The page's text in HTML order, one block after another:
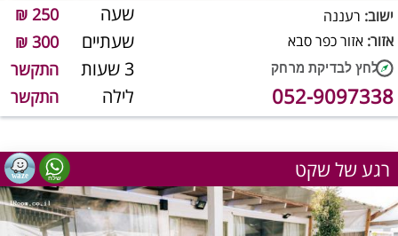
שעה 250 ₪
שעתיים 300 ₪
3 שעות התקשר
לילה התקשר
ישוב: רעננה
אזור: אזור כפר סבא
052-9097338
רגע של שקט